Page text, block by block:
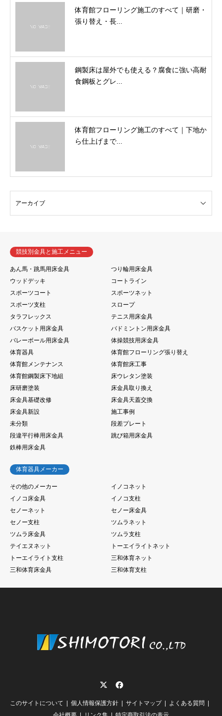
体育館フローリング施工のすべて｜研磨・
張り替え・長...
鋼製床は屋外でも使える？腐食に強い高耐
食鋼板とグレ...
体育館フローリング施工のすべて｜下地か
ら仕上げまで...
競技別金具と施工メニュー
あん馬・跳馬用床金具
つり輪用床金具
ウッドデッキ
コートライン
スポーツコート
スポーツネット
スポーツ支柱
スロープ
タラフレックス
テニス用床金具
バスケット用床金具
バドミントン用床金具
バレーボール用床金具
体操競技用床金具
体育器具
体育館フローリング張り替え
体育館メンテナンス
体育館床工事
体育館鋼製床下地組
床ウレタン塗装
床研磨塗装
床金具取り換え
床金具基礎改修
床金具天蓋交換
床金具新設
施工事例
未分類
段差プレート
段違平行棒用床金具
跳び箱用床金具
鉄棒用床金具
体育器具メーカー
その他のメーカー
イノコネット
イノコ床金具
イノコ支柱
セノーネット
セノー床金具
セノー支柱
ツムラネット
ツムラ床金具
ツムラ支柱
テイエヌネット
トーエイライトネット
トーエイライト支柱
三和体育ネット
三和体育床金具
三和体育支柱
このサイトについて 個人情報保護方針 サイトマップ
よくある質問